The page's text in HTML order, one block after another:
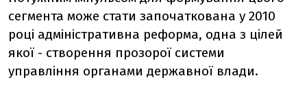
сегмента може стати започаткована у 2010
році адміністративна реформа, одна з цілей
якої - створення прозорої системи
управління органами державної влади.